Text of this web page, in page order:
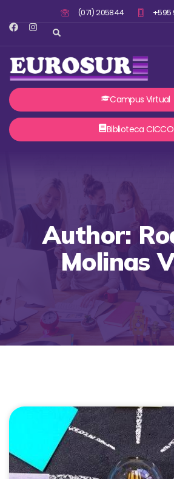
(071) 205844 +595
Campus Virtual
Biblioteca CICCO
Author:
Molinas